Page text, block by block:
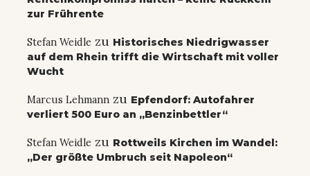
zur Frührente
Stefan Weidle zu Historisches Niedrigwasser
auf dem Rhein trifft die Wirtschaft mit voller
Wucht
Marcus Lehmann zu Epfendorf: Autofahrer
verliert 500 Euro an „Benzinbettler“
Stefan Weidle zu Rottweils Kirchen im Wandel:
„Der größte Umbruch seit Napoleon“